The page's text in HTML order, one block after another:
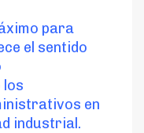
para
el sentido
en
industrial.